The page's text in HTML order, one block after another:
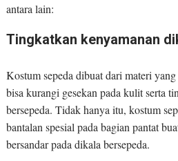
antara lain:
Tingkatkan kenyamanan
Kostum sepeda dibuat dari materi
bisa kurangi gesekan pada kulit serta
bersepeda. Tidak hanya itu, kostum
bantalan spesial pada bagian pantat
bersandar pada dikala bersepeda.